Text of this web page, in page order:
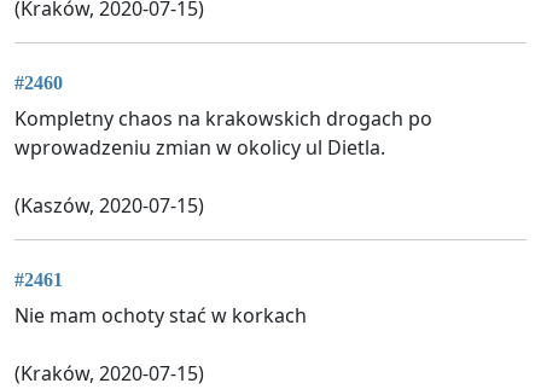
(Kraków, 2020-07-15)
#2460
Kompletny chaos na krakowskich drogach po
wprowadzeniu zmian w okolicy ul Dietla.
(Kaszów, 2020-07-15)
#2461
Nie mam ochoty stać w korkach
(Kraków, 2020-07-15)